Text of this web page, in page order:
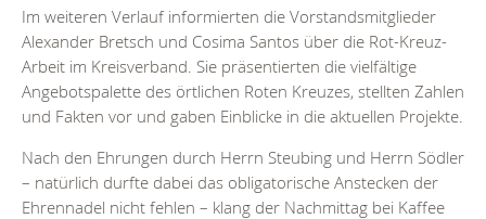
Im weiteren Verlauf informierten die Vorstandsmitglieder
Alexander Bretsch und Cosima Santos über die Rot-Kreuz-
Arbeit im Kreisverband. Sie präsentierten die vielfältige
Angebotspalette des örtlichen Roten Kreuzes, stellten Zahlen
und Fakten vor und gaben Einblicke in die aktuellen Projekte.
Nach den Ehrungen durch Herrn Steubing und Herrn Södler
– natürlich durfte dabei das obligatorische Anstecken der
Ehrennadel nicht fehlen – klang der Nachmittag bei Kaffee